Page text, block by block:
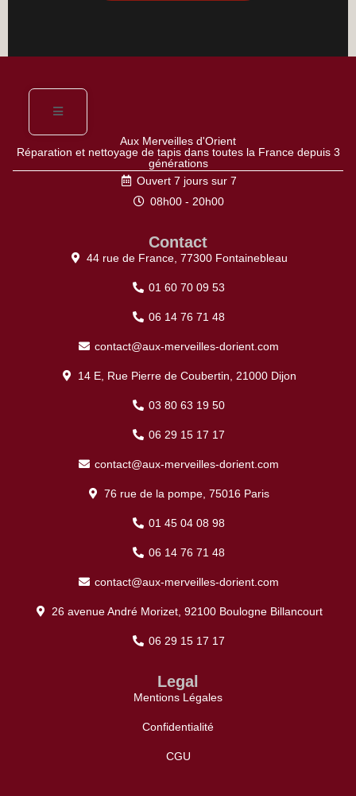
Aux Merveilles d'Orient
Réparation et nettoyage de tapis dans toutes la France depuis 3
générations
Ouvert 7 jours sur 7
08h00 - 20h00
Contact
44 rue de France, 77300 Fontainebleau
01 60 70 09 53
06 14 76 71 48
contact@aux-merveilles-dorient.com
14 E, Rue Pierre de Coubertin, 21000 Dijon
03 80 63 19 50
06 29 15 17 17
contact@aux-merveilles-dorient.com
76 rue de la pompe, 75016 Paris
01 45 04 08 98
06 14 76 71 48
contact@aux-merveilles-dorient.com
26 avenue André Morizet, 92100 Boulogne Billancourt
06 29 15 17 17
Legal
Mentions Légales
Confidentialité
CGU